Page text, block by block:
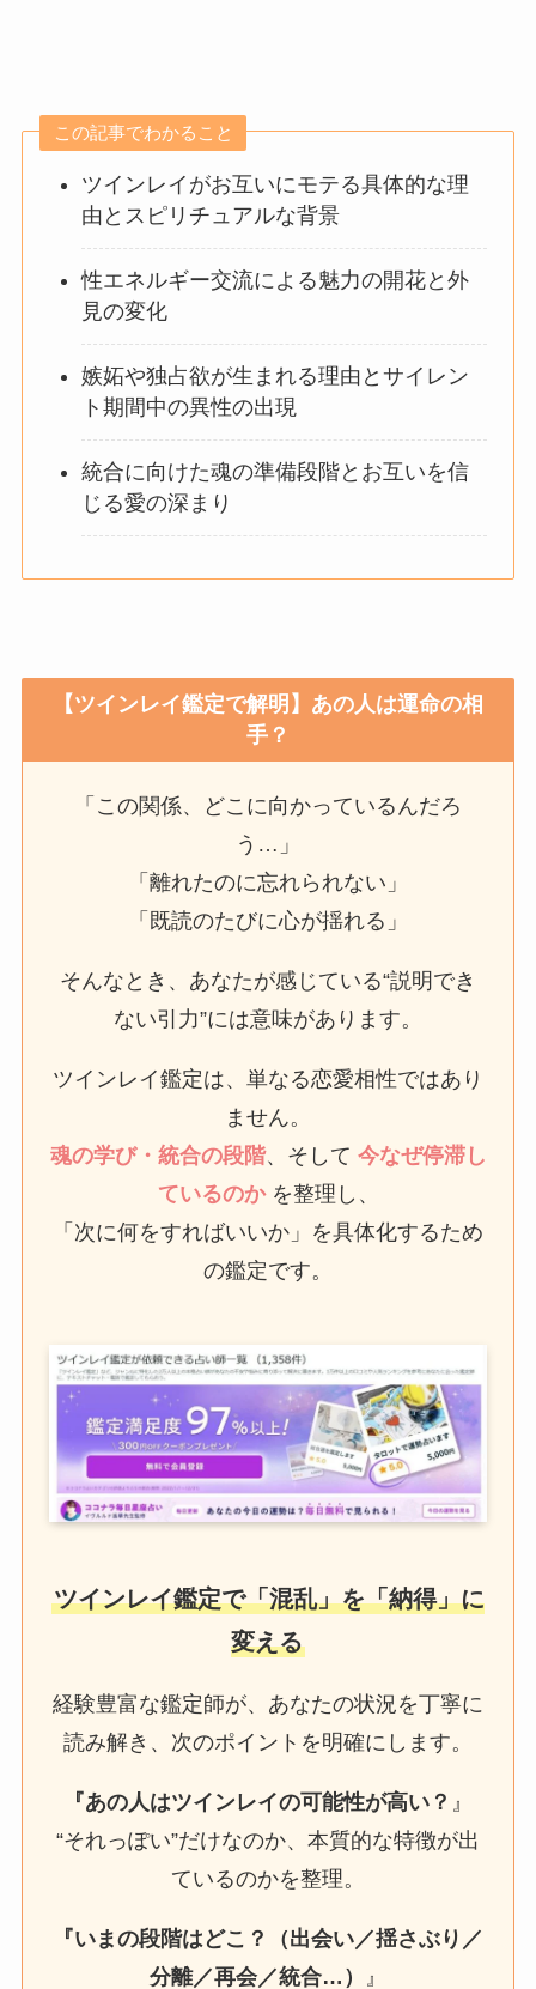
この記事でわかること
ツインレイがお互いにモテる具体的な理
由とスピリチュアルな背景
性エネルギー交流による魅力の開花と外
見の変化
嫉妬や独占欲が生まれる理由とサイレン
ト期間中の異性の出現
統合に向けた魂の準備段階とお互いを信
じる愛の深まり
【ツインレイ鑑定で解明】あの人は運命の相
手？
「この関係、どこに向かっているんだろ
う…」
「離れたのに忘れられない」
「既読のたびに心が揺れる」
そんなとき、あなたが感じている“説明でき
ない引力”には意味があります。
ツインレイ鑑定は、単なる恋愛相性ではあり
ません。
魂の学び・統合の段階、そして 今なぜ停滞し
ているのかを整理し、
「次に何をすればいいか」を具体化するため
の鑑定です。
ツインレイ鑑定で「混乱」を「納得」に
変える
経験豊富な鑑定師が、あなたの状況を丁寧に
読み解き、次のポイントを明確にします。
『あの人はツインレイの可能性が高い？ 』
“それっぽい”だけなのか、本質的な特徴が出
ているのかを整理。
『いまの段階はどこ？（出会い／揺さぶり／
分離／再会／統合…）
』